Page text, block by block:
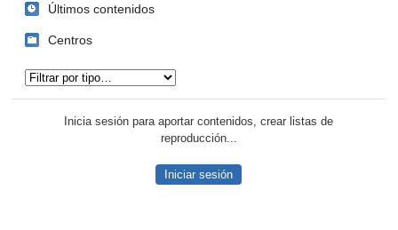
Últimos contenidos
Centros
Inicia sesión para aportar contenidos, crear listas de
reproducción...
Iniciar sesión